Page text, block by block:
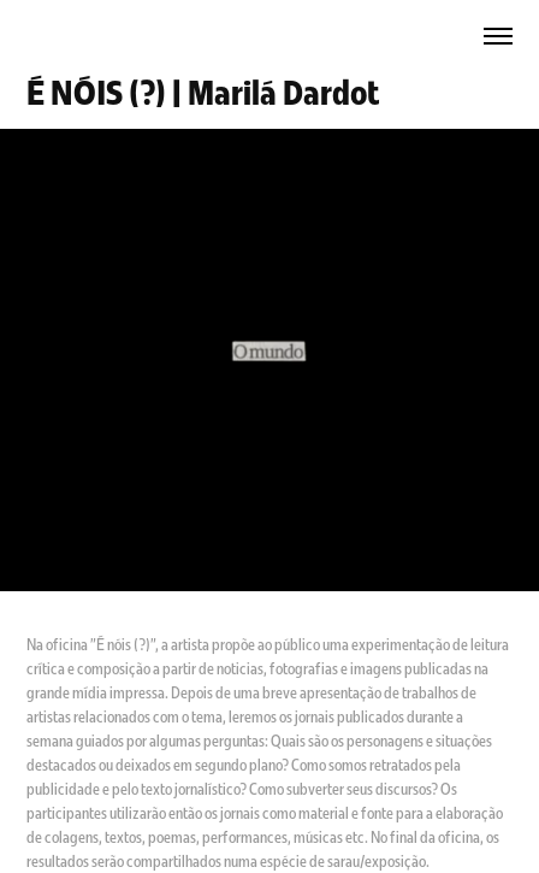
É NÓIS (?) | Marilá Dardot
Na oficina "É nóis (?)", a artista propõe ao público uma experimentação de leitura
crítica e composição a partir de noticias, fotografias e imagens publicadas na
grande mídia impressa. Depois de uma breve apresentação de trabalhos de
artistas relacionados com o tema, leremos os jornais publicados durante a
semana guiados por algumas perguntas: Quais são os personagens e situações
destacados ou deixados em segundo plano? Como somos retratados pela
publicidade e pelo texto jornalístico? Como subverter seus discursos? Os
participantes utilizarão então os jornais como material e fonte para a elaboração
de colagens, textos, poemas, performances, músicas etc. No final da oficina, os
resultados serão compartilhados numa espécie de sarau/exposição.